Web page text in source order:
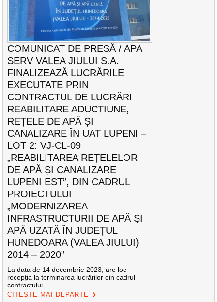
COMUNICAT DE PRESĂ / APA
SERV VALEA JIULUI S.A.
FINALIZEAZĂ LUCRĂRILE
EXECUTATE PRIN
CONTRACTUL DE LUCRĂRI
REABILITARE ADUCȚIUNE,
REȚELE DE APĂ ȘI
CANALIZARE ÎN UAT LUPENI –
LOT 2: VJ-CL-09
„REABILITAREA REȚELELOR
DE APĂ ȘI CANALIZARE
LUPENI EST”, DIN CADRUL
PROIECTULUI
„MODERNIZAREA
INFRASTRUCTURII DE APĂ ȘI
APĂ UZATĂ ÎN JUDEȚUL
HUNEDOARA (VALEA JIULUI)
2014 – 2020”
La data de 14 decembrie 2023, are loc
recepția la terminarea lucrărilor din cadrul
contractului
CITEȘTE MAI DEPARTE